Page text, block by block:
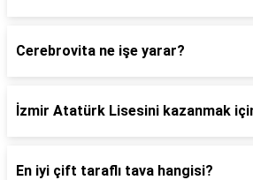
Cerebrovita ne işe yarar?
İzmir Atatürk Lisesini kazanmak
En iyi çift taraflı tava hangisi?